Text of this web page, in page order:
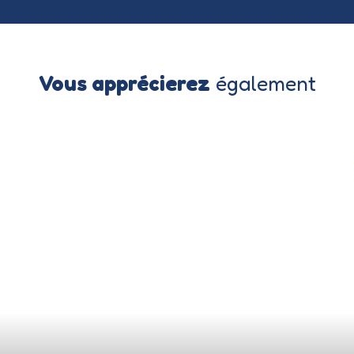
Vous apprécierez également